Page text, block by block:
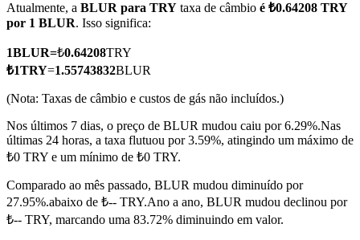
Futuros de USDC
Futuros usando USDC como garantia
Atualmente, a BLUR para TRY taxa de câmbio é ₺0.64208 TRY
por 1 BLUR. Isso significa:
1BLUR=₺0.64208TRY
₺1TRY=1.55743832BLUR
(Nota: Taxas de câmbio e custos de gás não incluídos.)
Nos últimos 7 dias, o preço de BLUR mudou caiu por 6.29%.Nas
últimas 24 horas, a taxa flutuou por 3.59%, atingindo um máximo de
₺0 TRY e um mínimo de ₺0 TRY.
Comparado ao mês passado, BLUR mudou diminuído por
27.95%.abaixo de ₺-- TRY.Ano a ano, BLUR mudou declinou por
₺-- TRY, marcando uma 83.72% diminuindo em valor.